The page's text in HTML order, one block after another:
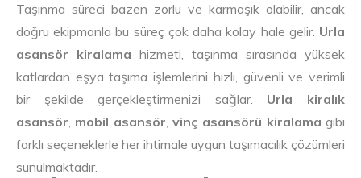
Taşınma süreci bazen zorlu ve karmaşık olabilir, ancak
doğru ekipmanla bu süreç çok daha kolay hale gelir. Urla
asansör kiralama hizmeti, taşınma sırasında yüksek
katlardan eşya taşıma işlemlerini hızlı, güvenli ve verimli
bir şekilde gerçekleştirmenizi sağlar. Urla kiralık
asansör, mobil asansör,vinç asansörü kiralama gibi
farklı seçeneklerle her ihtimale uygun taşımacılık çözümleri
sunulmaktadır.